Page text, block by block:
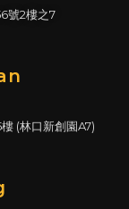
號2樓之7
(林口新創園A7)